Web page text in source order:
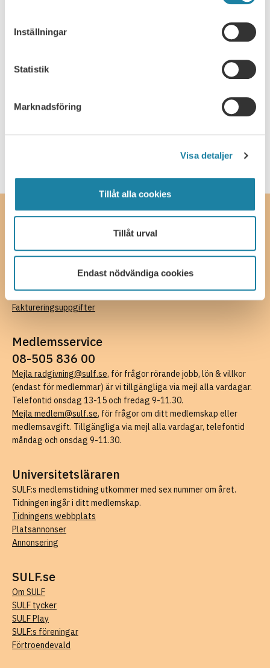
Inställningar
Statistik
Marknadsföring
Visa detaljer
Tillåt alla cookies
Tillåt urval
Endast nödvändiga cookies
Remissvar
Skrift
SULF i medierna
Ferkens gränd 4, 111 30 Stockholm
08-505 836 00 (växel),
kansli@sulf.se
Pressrum
Faktureringsuppgifter
Medlemsservice
08-505 836 00
Mejla radgivning@sulf.se, för frågor rörande jobb, lön & villkor
(endast för medlemmar) är vi tillgängliga via mejl alla vardagar.
Telefontid onsdag 13-15 och fredag 9-11.30.
Mejla medlem@sulf.se, för frågor om ditt medlemskap eller
medlemsavgift. Tillgängliga via mejl alla vardagar, telefontid
måndag och onsdag 9-11.30.
Universitetsläraren
SULF:s medlemstidning utkommer med sex nummer om året.
Tidningen ingår i ditt medlemskap.
Tidningens webbplats
Platsannonser
Annonsering
SULF.se
Om SULF
SULF tycker
SULF Play
SULF:s föreningar
Förtroendevald